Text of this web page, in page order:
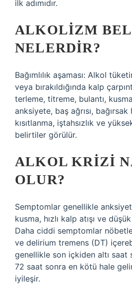
ilk adımıdır.
ALKOLIZM
NELERDIR?
Bağımlılık aşaması: Alkol
veya bırakıldığında kalp
terleme, titreme, bulantı,
anksiyete, baş ağrısı,
kısıtlanma, iştahsızlık ve
belirtiler görülür.
ALKOL KRIZI
OLUR?
Semptomlar genellikle
kusma, hızlı kalp atışı ve
Daha ciddi semptomlar
ve delirium tremens (DT)
genellikle son içkiden altı saat
72 saat sonra en kötü hale
iyileşir.